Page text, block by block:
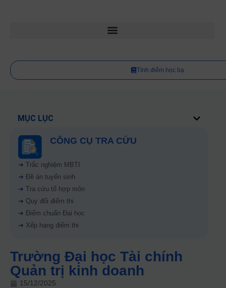
Tính điểm học bạ
MỤC LỤC
CÔNG CỤ TRA CỨU
➜ Trắc nghiệm MBTI
➜ Đề án tuyển sinh
➜ Tra cứu tổ hợp môn
➜ Quy đổi điểm thi
➜ Điểm chuẩn Đại học
➜ Xếp hạng điểm thi
Trường Đại học Tài chính
Quản trị kinh doanh
15/12/2025